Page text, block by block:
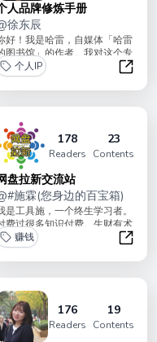
案例库
人品牌修炼手册
徐东辰
好！我是哈雷，自媒体「哈雷
图书馆」的作者。我对这个专
的定位是：看完就会的实操手
册 + 迅速提升...
个人IP
个人
生|迪迪
178
Readers
23
Contents
盘拉新交流站
#施霖(您身边的百宝箱)
是工具施，一个终生学习者。
费过很多知识付费。生财有术
海家，混沌初始学员，帆书10
年铁粉等。夸克...
赚钱
网盘
176
Readers
19
Contents